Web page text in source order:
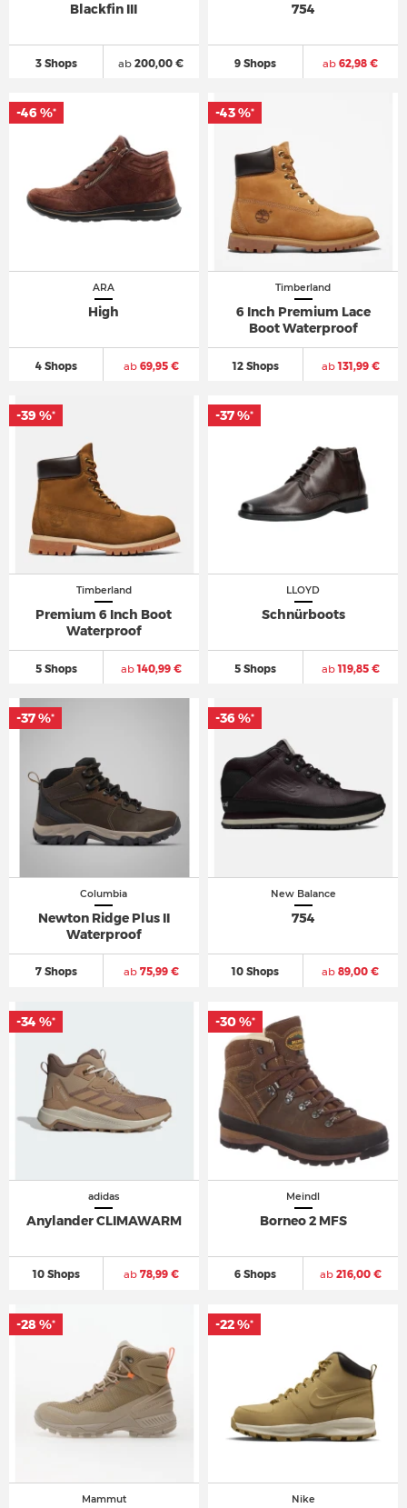
Blackfin III
3 Shops ab 200,00 €
754
9 Shops ab 62,98 €
ARA
High
4 Shops ab69,95 €
-46 %*
Timberland
6 Inch Premium Lace
Boot Waterproof
12 Shops ab131,99 €
-43 %*
Timberland
Premium 6 Inch Boot
Waterproof
5 Shops ab140,99 €
-39 %*
LLOYD
Schnürboots
5 Shops ab119,85 €
-37 %*
Columbia
Newton Ridge Plus II
Waterproof
7 Shops ab75,99 €
-37 %*
New Balance
754
10 Shops ab 89,00 €
-36 %*
adidas
Anylander CLIMAWARM
10 Shops ab78,99 €
-34 %*
Meindl
Borneo 2 MFS
6 Shops ab216,00 €
-30 %*
Mammut
-28 %*
Nike
-22 %*